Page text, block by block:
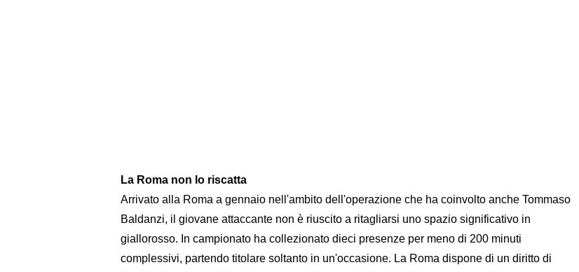
La Roma non lo riscatta
Arrivato alla Roma a gennaio nell'ambito dell'operazione che ha coinvolto anche Tommaso
Baldanzi, il giovane attaccante non è riuscito a ritagliarsi uno spazio significativo in
giallorosso. In campionato ha collezionato dieci presenze per meno di 200 minuti
complessivi, partendo titolare soltanto in un'occasione. La Roma dispone di un diritto di